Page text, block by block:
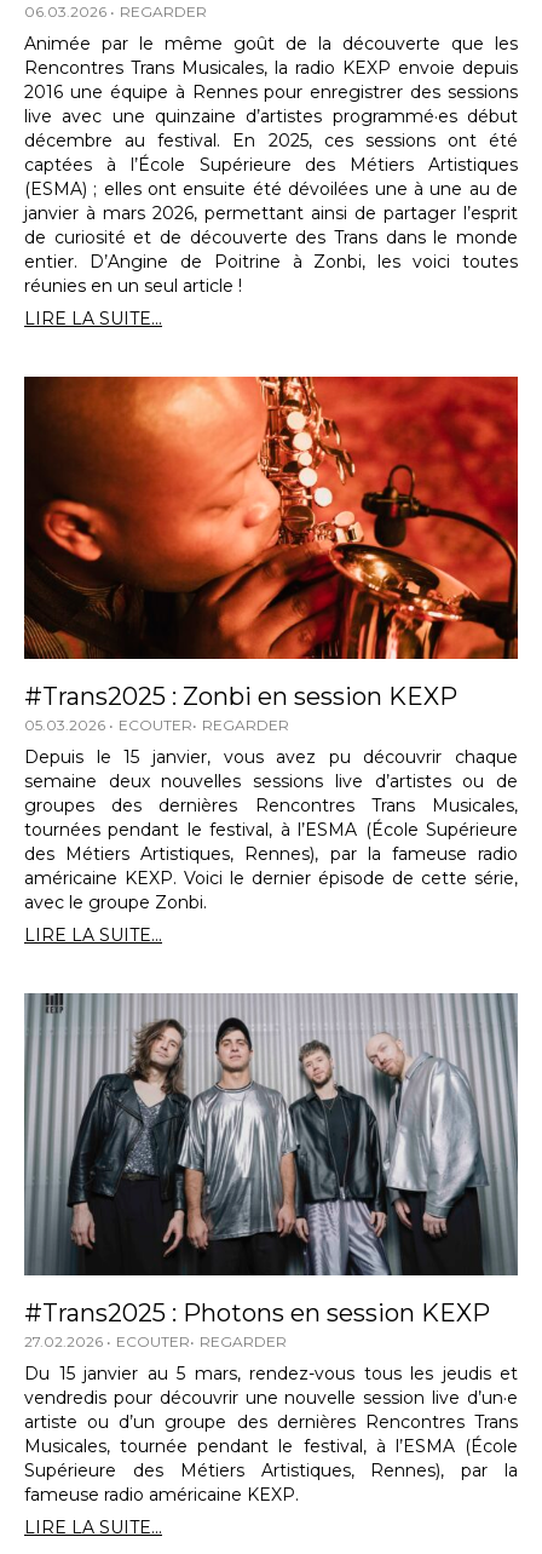
06.03.2026 REGARDER
Animée par le même goût de la découverte que les
Rencontres Trans Musicales, la radio KEXP envoie depuis
2016 une équipe à Rennes pour enregistrer des sessions
live avec une quinzaine d’artistes programmé·es début
décembre au festival. En 2025, ces sessions ont été
captées à l’École Supérieure des Métiers Artistiques
(ESMA) ; elles ont ensuite été dévoilées une à une au de
janvier à mars 2026, permettant ainsi de partager l’esprit
de curiosité et de découverte des Trans dans le monde
entier. D’Angine de Poitrine à Zonbi, les voici toutes
réunies en un seul article !
LIRE LA SUITE...
#Trans2025 : Zonbi en session KEXP
05.03.2026 ECOUTER REGARDER
Depuis le 15 janvier, vous avez pu découvrir chaque
semaine deux nouvelles sessions live d’artistes ou de
groupes des dernières Rencontres Trans Musicales,
tournées pendant le festival, à l’ESMA (École Supérieure
des Métiers Artistiques, Rennes), par la fameuse radio
américaine KEXP. Voici le dernier épisode de cette série,
avec le groupe Zonbi.
LIRE LA SUITE...
#Trans2025 : Photons en session KEXP
27.02.2026 ECOUTER REGARDER
Du 15 janvier au 5 mars, rendez-vous tous les jeudis et
vendredis pour découvrir une nouvelle session live d’un·e
artiste ou d’un groupe des dernières Rencontres Trans
Musicales, tournée pendant le festival, à l’ESMA (École
Supérieure des Métiers Artistiques, Rennes), par la
fameuse radio américaine KEXP.
LIRE LA SUITE...